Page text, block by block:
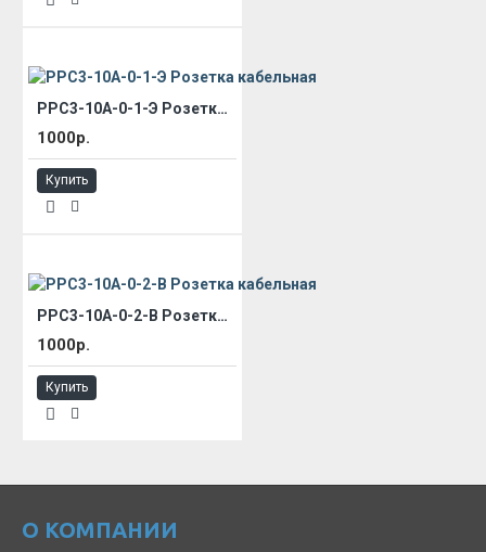
РРС3-10А-0-1-Э Розетка кабельная
1000р.
Купить
РРС3-10А-0-2-В Розетка кабельная
1000р.
Купить
О КОМПАНИИ